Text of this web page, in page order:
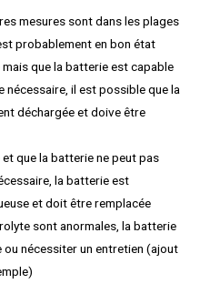
mesures sont dans les plages
probablement en bon état
que la batterie est capable
nécessaire, il est possible que la
déchargée et doive être
que la batterie ne peut pas
la batterie est
et doit être remplacée
sont anormales, la batterie
nécessiter un entretien (ajout